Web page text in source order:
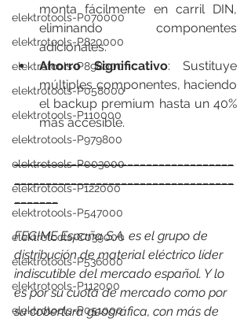
elektrotools-P070000
elektrotools-P820000
elektrotools-P898000
elektrotools-P058000
elektrotools-P110000
elektrotools-P979800
elektrotools-P003000
elektrotools-P122000
elektrotools-P547000
elektrotools-C039000
elektrotools-P536000
elektrotools-P112000
elektrotools-P051000
monta fácilmente en carril DIN,
eliminando componentes
adicionales.
Ahorro Significativo: Sustituye
múltiples componentes, haciendo
el backup premium hasta un 40%
más accesible.
___________________________________
FEGIME España S.A. es el grupo de
distribución de material eléctrico líder
indiscutible del mercado español. Y lo
es por su cuota de mercado como por
su cobertura geográfica, con más de